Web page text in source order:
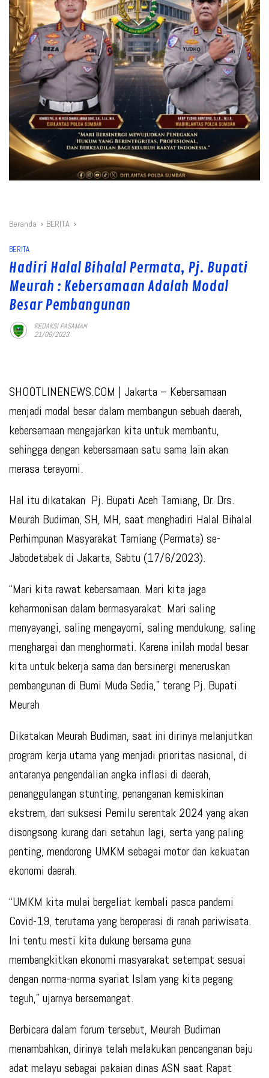
Beranda BERITA
BERITA
Hadiri Halal Bihalal Permata, Pj. Bupati
Meurah : Kebersamaan Adalah Modal
Besar Pembangunan
REDAKSI PASAMAN
21/06/2023
SHOOTLINENEWS.COM | Jakarta – Kebersamaan
menjadi modal besar dalam membangun sebuah daerah,
kebersamaan mengajarkan kita untuk membantu,
sehingga dengan kebersamaan satu sama lain akan
merasa terayomi.
Hal itu dikatakan Pj. Bupati Aceh Tamiang, Dr. Drs.
Meurah Budiman, SH, MH, saat menghadiri Halal Bihalal
Perhimpunan Masyarakat Tamiang (Permata) se-
Jabodetabek di Jakarta, Sabtu (17/6/2023).
“Mari kita rawat kebersamaan. Mari kita jaga
keharmonisan dalam bermasyarakat. Mari saling
menyayangi, saling mengayomi, saling mendukung, saling
menghargai dan menghormati. Karena inilah modal besar
kita untuk bekerja sama dan bersinergi meneruskan
pembangunan di Bumi Muda Sedia,” terang Pj. Bupati
Meurah
Dikatakan Meurah Budiman, saat ini dirinya melanjutkan
program kerja utama yang menjadi prioritas nasional, di
antaranya pengendalian angka inflasi di daerah,
penanggulangan stunting, penanganan kemiskinan
ekstrem, dan suksesi Pemilu serentak 2024 yang akan
disongsong kurang dari setahun lagi, serta yang paling
penting, mendorong UMKM sebagai motor dan kekuatan
ekonomi daerah.
“UMKM kita mulai bergeliat kembali pasca pandemi
Covid-19, terutama yang beroperasi di ranah pariwisata.
Ini tentu mesti kita dukung bersama guna
membangkitkan ekonomi masyarakat setempat sesuai
dengan norma-norma syariat Islam yang kita pegang
teguh,” ujarnya bersemangat.
Berbicara dalam forum tersebut, Meurah Budiman
menambahkan, dirinya telah melakukan pencanganan baju
adat melayu sebagai pakaian dinas ASN saat Rapat